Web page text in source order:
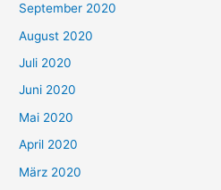
September 2020
August 2020
Juli 2020
Juni 2020
Mai 2020
April 2020
März 2020